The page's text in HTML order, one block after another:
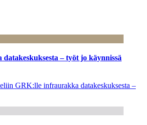
– työt jo käynnissä
GRK:lle infraurakka datakeskuksesta –